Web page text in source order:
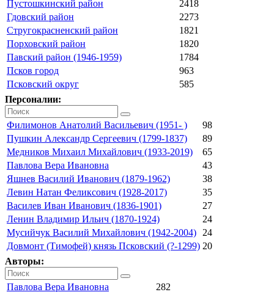
Пустошкинский район
2418
Гдовский район
2273
Стругокрасненский район
1821
Порховский район
1820
Павский район (1946-1959)
1784
Псков город
963
Псковский округ
585
Персоналии:
Филимонов Анатолий Васильевич (1951- )
98
Пушкин Александр Сергеевич (1799-1837)
89
Медников Михаил Михайлович (1933-2019)
65
Павлова Вера Ивановна
43
Яшнев Василий Иванович (1879-1962)
38
Левин Натан Феликсович (1928-2017)
35
Василев Иван Иванович (1836-1901)
27
Ленин Владимир Ильич (1870-1924)
24
Мусийчук Василий Михайлович (1942-2004)
24
Довмонт (Тимофей) князь Псковский (?-1299) 20
Авторы:
Павлова Вера Ивановна
282